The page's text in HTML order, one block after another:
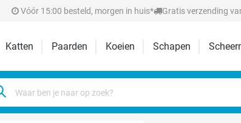
Vóór 15:00 besteld, morgen in huis* Gratis verzending
Katten Paarden Koeien Schapen